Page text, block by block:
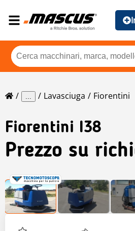
... Lavasciuga Fiorentini
Fiorentini I38
Prezzo su